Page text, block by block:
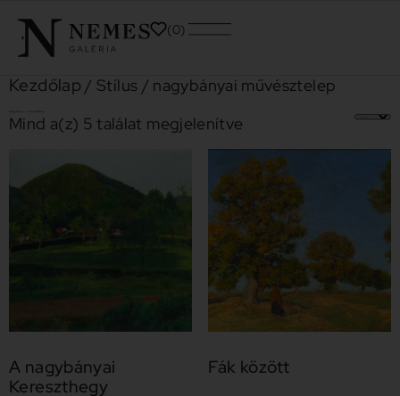
0
Kezdőlap / Stílus / nagybányai művésztelep
Mind a(z) 5 találat megjelenítve
A nagybányai
Kereszthegy
Fák között